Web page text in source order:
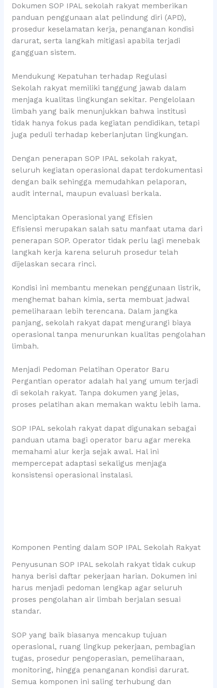
Dokumen SOP IPAL sekolah rakyat memberikan
panduan penggunaan alat pelindung diri (APD),
prosedur keselamatan kerja, penanganan kondisi
darurat, serta langkah mitigasi apabila terjadi
gangguan sistem.
Mendukung Kepatuhan terhadap Regulasi
Sekolah rakyat memiliki tanggung jawab dalam
menjaga kualitas lingkungan sekitar. Pengelolaan
limbah yang baik menunjukkan bahwa institusi
tidak hanya fokus pada kegiatan pendidikan, tetapi
juga peduli terhadap keberlanjutan lingkungan.
Dengan penerapan SOP IPAL sekolah rakyat,
seluruh kegiatan operasional dapat terdokumentasi
dengan baik sehingga memudahkan pelaporan,
audit internal, maupun evaluasi berkala.
Menciptakan Operasional yang Efisien
Efisiensi merupakan salah satu manfaat utama dari
penerapan SOP. Operator tidak perlu lagi menebak
langkah kerja karena seluruh prosedur telah
dijelaskan secara rinci.
Kondisi ini membantu menekan penggunaan listrik,
menghemat bahan kimia, serta membuat jadwal
pemeliharaan lebih terencana. Dalam jangka
panjang, sekolah rakyat dapat mengurangi biaya
operasional tanpa menurunkan kualitas pengolahan
limbah.
Menjadi Pedoman Pelatihan Operator Baru
Pergantian operator adalah hal yang umum terjadi
di sekolah rakyat. Tanpa dokumen yang jelas,
proses pelatihan akan memakan waktu lebih lama.
SOP IPAL sekolah rakyat dapat digunakan sebagai
panduan utama bagi operator baru agar mereka
memahami alur kerja sejak awal. Hal ini
mempercepat adaptasi sekaligus menjaga
konsistensi operasional instalasi.
Komponen Penting dalam SOP IPAL Sekolah Rakyat
Penyusunan SOP IPAL sekolah rakyat tidak cukup
hanya berisi daftar pekerjaan harian. Dokumen ini
harus menjadi pedoman lengkap agar seluruh
proses pengolahan air limbah berjalan sesuai
standar.
SOP yang baik biasanya mencakup tujuan
operasional, ruang lingkup pekerjaan, pembagian
tugas, prosedur pengoperasian, pemeliharaan,
monitoring, hingga penanganan kondisi darurat.
Semua komponen ini saling terhubung dan